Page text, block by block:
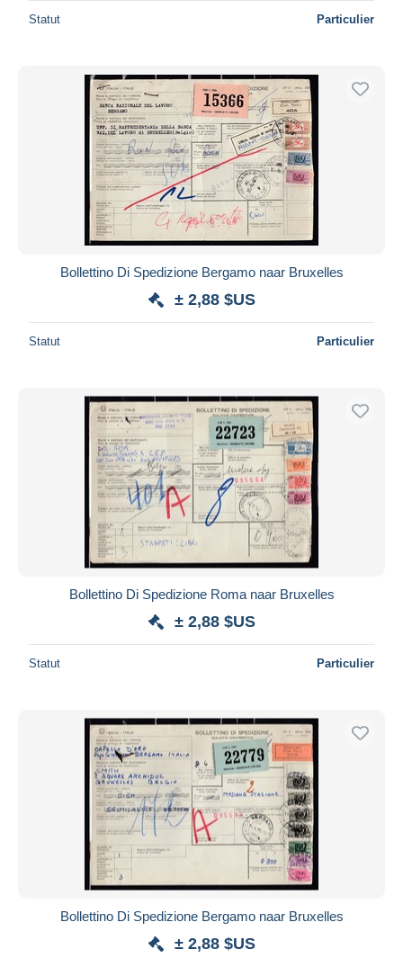
Statut Particulier
Bollettino Di Spedizione Bergamo naar Bruxelles
± 2,88 $US
Statut Particulier
Bollettino Di Spedizione Roma naar Bruxelles
± 2,88 $US
Statut Particulier
Bollettino Di Spedizione Bergamo naar Bruxelles
± 2,88 $US